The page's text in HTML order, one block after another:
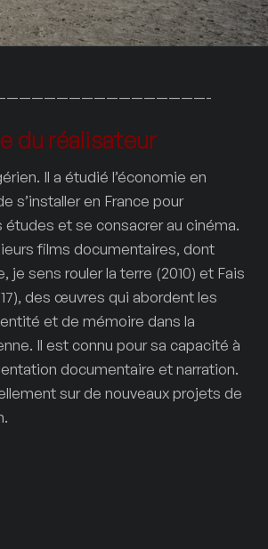
du réalisateur
Il a étudié l’économie en
s’installer en France pour
études et se consacrer au cinéma.
films documentaires, dont
je sens rouler la terre (2010) et Fais
des œuvres qui abordent les
et de mémoire dans la
Il est connu pour sa capacité à
documentaire et narration.
sur de nouveaux projets de